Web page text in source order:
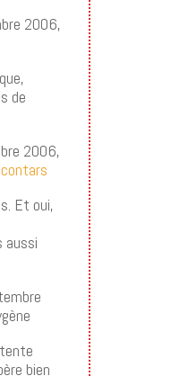
2006,
de
2006,
Et oui,
aussi
bien